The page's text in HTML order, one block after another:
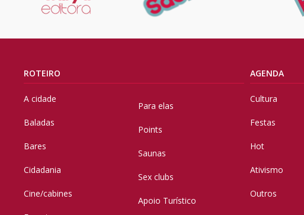
ROTEIRO
A cidade
Baladas
Bares
Cidadania
Cine/cabines
Para elas
Points
Saunas
Sex clubs
Apoio Turístico
AGENDA
Cultura
Festas
Hot
Ativismo
Outros